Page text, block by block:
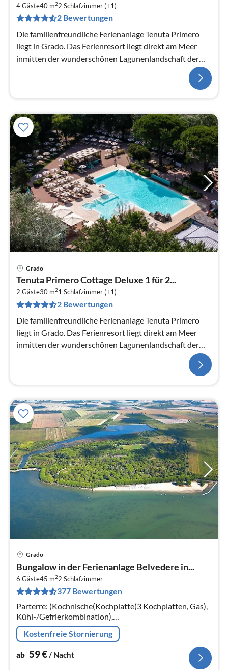
4 Gäste40 m22 Schlafzimmer (+1)
2 Bewertungen
Die familienfreundliche Ferienanlage Tenuta Primero
liegt in Grado. Das Ferienresort liegt direkt am Meer
inmitten der wunderschönen Lagunenlandschaft der
Grado
Tenuta Primero Cottage Deluxe 1 für 2...
2 Gäste30 m21 Schlafzimmer (+1)
2 Bewertungen
Die familienfreundliche Ferienanlage Tenuta Primero
liegt in Grado. Das Ferienresort liegt direkt am Meer
inmitten der wunderschönen Lagunenlandschaft der
Grado
Bungalow in der Ferienanlage Belvedere in...
6 Gäste45 m22 Schlafzimmer
377 Bewertungen
Parterre: (Kochnische(Kochplatte(3 Kochplatten, Gas),
Kühl-/Gefrierkombination),
Wohn/Esszimmer(Doppelschlafcouch),
Schlafzimmer(Doppelbett), Schlafzimmer(2x Einzelbett)
Kostenfreie Stornierung
ab 59€/ Nacht